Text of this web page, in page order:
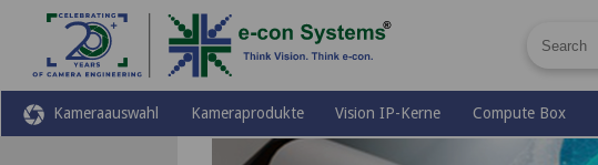
Kameraauswahl Kameraprodukte Vision IP-Kerne Compute Box